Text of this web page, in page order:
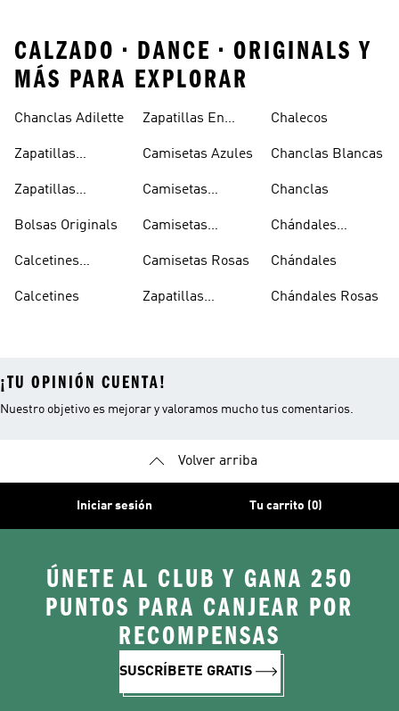
CALZADO • DANCE • ORIGINALS Y
MÁS PARA EXPLORAR
Chanclas Adilette
Zapatillas
Zapatillas
Blancas
Bolsas Originals
Calcetines
Blancos
Calcetines
Zapatillas En
Camisetas Azules
Camisetas
Camisetas
Camisetas Rosas
Zapatillas
Chalecos
Chanclas Blancas
Chanclas
Chándales
Chándales
Chándales Rosas
¡TU OPINIÓN CUENTA!
Nuestro objetivo es mejorar y valoramos mucho tus comentarios.
Volver arriba
Iniciar sesión Tu carrito (0)
ÚNETE AL CLUB Y GANA 250
PUNTOS PARA CANJEAR POR
RECOMPENSAS
SUSCRÍBETE GRATIS